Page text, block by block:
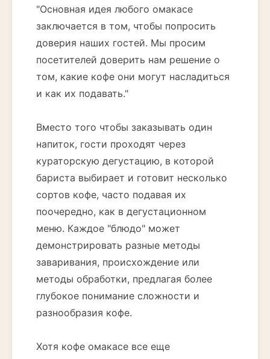
"Основная идея любого омакасе
заключается в том, чтобы попросить
доверия наших гостей. Мы просим
посетителей доверить нам решение о
том, какие кофе они могут насладиться
и как их подавать."
Вместо того чтобы заказывать один
напиток, гости проходят через
кураторскую дегустацию, в которой
бариста выбирает и готовит несколько
сортов кофе, часто подавая их
поочередно, как в дегустационном
меню. Каждое "блюдо" может
демонстрировать разные методы
заваривания, происхождение или
методы обработки, предлагая более
глубокое понимание сложности и
разнообразия кофе.
Хотя кофе омакасе все еще